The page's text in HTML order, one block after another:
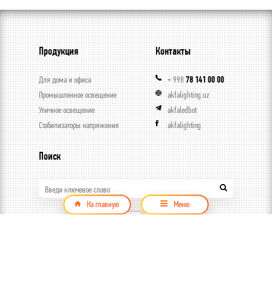
На главную Меню
Продукция
Для дома и офиса
Промышленное освещение
Уличное освещение
Стабилизаторы напряжения
Контакты
+ 99878 141 00 00
akfalighting.uz
akfaledbot
akfalighting
Поиск
Введи ключевое слово